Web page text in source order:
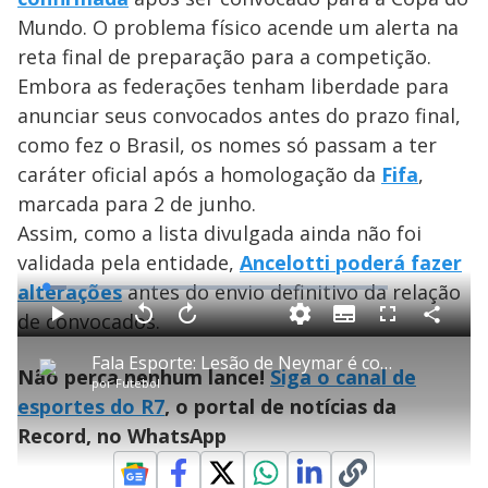
Mundo. O problema físico acende um alerta na
reta final de preparação para a competição.
Embora as federações tenham liberdade para
anunciar seus convocados antes do prazo final,
como fez o Brasil, os nomes só passam a ter
caráter oficial após a homologação da Fifa,
marcada para 2 de junho.
Assim, como a lista divulgada ainda não foi
validada pela entidade, Ancelotti poderá fazer
alteraçõesantes do envio definitivo da relação
de convocados.
P
l
Fala Esporte: Lesão de Neymar é confirmada faltando menos de um mês para a Copa do Mundo
porFutebol
P V
t
a
r
1
0
s
e
g
u
d
A
n
ç
a
1
s
e
g
u
n
L
o
a
d
e
.
6
%
S
u
b
t
l
e
s
F
l
c
e
C
o
Não perca nenhum lance!Siga o canal de
esportes do R7, o portal de notícias da
Record, no WhatsApp